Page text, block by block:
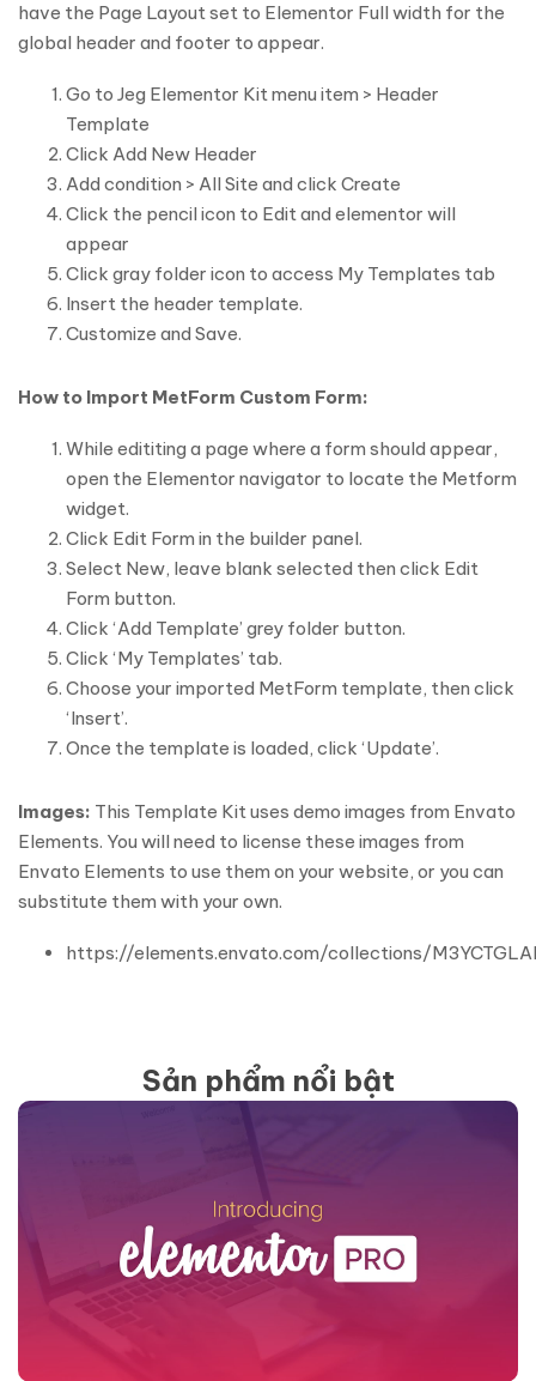
have the Page Layout set to Elementor Full width for the
global header and footer to appear.
Go to Jeg Elementor Kit menu item > Header
Template
Click Add New Header
Add condition > All Site and click Create
Click the pencil icon to Edit and elementor will
appear
Click gray folder icon to access My Templates tab
Insert the header template.
Customize and Save.
How to Import MetForm Custom Form:
While edititing a page where a form should appear,
open the Elementor navigator to locate the Metform
widget.
Click Edit Form in the builder panel.
Select New, leave blank selected then click Edit
Form button.
Click ‘Add Template’ grey folder button.
Click ‘My Templates’ tab.
Choose your imported MetForm template, then click
‘Insert’.
Once the template is loaded, click ‘Update’.
Images: This Template Kit uses demo images from Envato
Elements. You will need to license these images from
Envato Elements to use them on your website, or you can
substitute them with your own.
https://elements.envato.com/collections/
Sản phẩm nổi bật